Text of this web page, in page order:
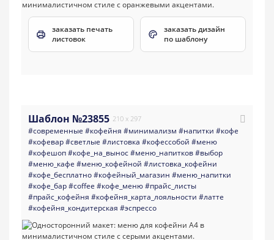
заказать печать
листовок
заказать дизайн
по шаблону
Шаблон №23855 210 x 297
#современные #кофейня #минимализм #напитки #кофе
#кофевар#светлые #листовка #кофессобой #меню
#кофешоп#кофе_на_вынос#меню_напитков#выбор
#меню_кафе #меню_кофейной #листовка_кофейни
#кофе_бесплатно#кофейный_магазин #меню_напитки
#кофе_бар#coffee #кофе_меню#прайс_листы
#прайс_кофейня #кофейня_карта_лояльности #латте
#кофейня_кондитерская #эспрессо